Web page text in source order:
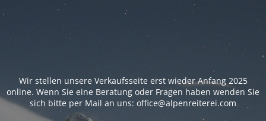
Wir stellen unsere Verkaufsseite erst wieder Anfang 2025
online. Wenn Sie eine Beratung oder Fragen haben wenden Sie
sich bitte per Mail an uns: office@alpenreiterei.com